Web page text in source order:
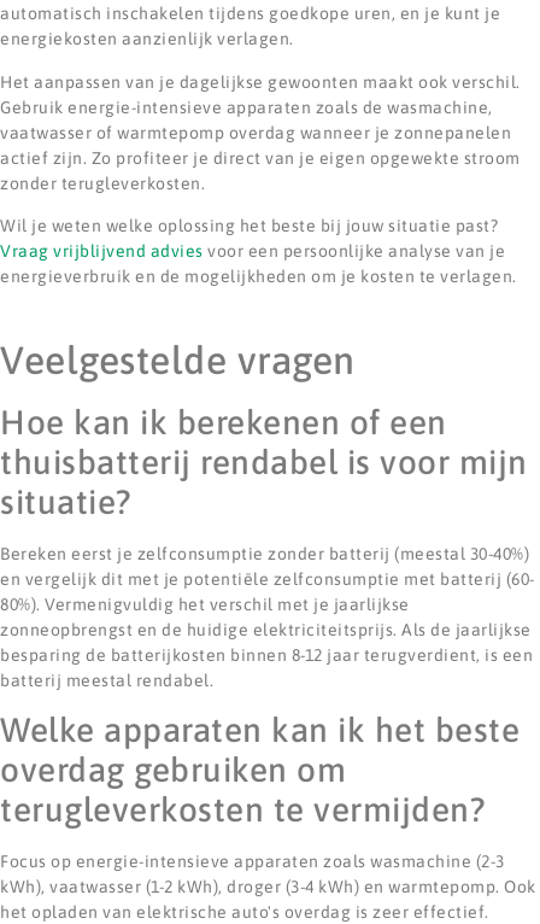
automatisch inschakelen tijdens goedkope uren, en je kunt je
energiekosten aanzienlijk verlagen.
Het aanpassen van je dagelijkse gewoonten maakt ook verschil.
Gebruik energie-intensieve apparaten zoals de wasmachine,
vaatwasser of warmtepomp overdag wanneer je zonnepanelen
actief zijn. Zo profiteer je direct van je eigen opgewekte stroom
zonder terugleverkosten.
Wil je weten welke oplossing het beste bij jouw situatie past?
Vraag vrijblijvend advies voor een persoonlijke analyse van je
energieverbruik en de mogelijkheden om je kosten te verlagen.
Veelgestelde vragen
Hoe kan ik berekenen of een
thuisbatterij rendabel is voor mijn
situatie?
Bereken eerst je zelfconsumptie zonder batterij (meestal 30-40%)
en vergelijk dit met je potentiële zelfconsumptie met batterij (60-
80%). Vermenigvuldig het verschil met je jaarlijkse
zonneopbrengst en de huidige elektriciteitsprijs. Als de jaarlijkse
besparing de batterijkosten binnen 8-12 jaar terugverdient, is een
batterij meestal rendabel.
Welke apparaten kan ik het beste
overdag gebruiken om
terugleverkosten te vermijden?
Focus op energie-intensieve apparaten zoals wasmachine (2-3
kWh), vaatwasser (1-2 kWh), droger (3-4 kWh) en warmtepomp. Ook
het opladen van elektrische auto's overdag is zeer effectief.